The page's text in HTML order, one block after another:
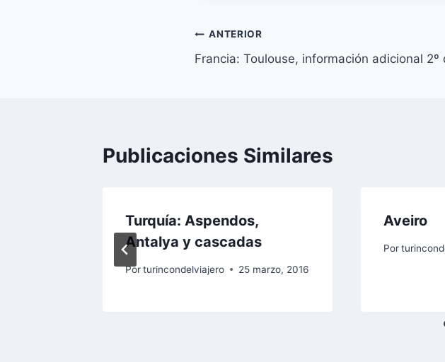
Navegación
de
ANTERIOR
Francia: Toulouse, información adicional 2º
Publicaciones Similares
Turquía: Aspendos,
Antalya y cascadas
Porturincondelviajero 25 marzo, 2016
Aveiro
Por